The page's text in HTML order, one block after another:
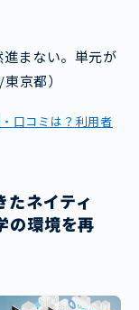
進まない。単元が
京都）
口コミは？利用者
ネイティ
の環境を再